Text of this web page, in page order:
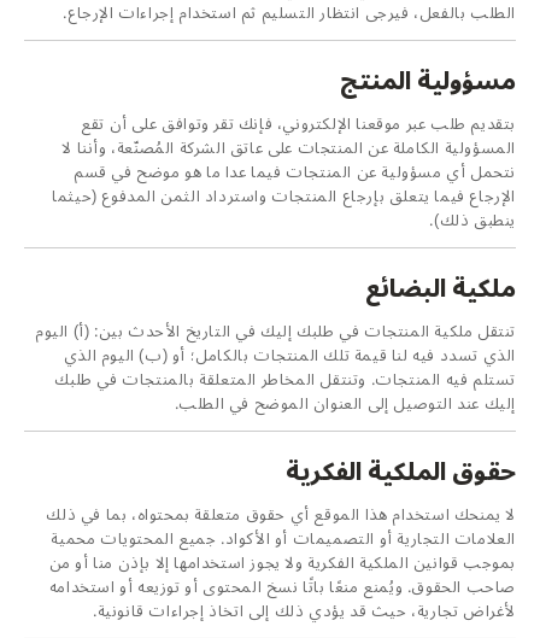
الطلب بالفعل، فيرجى انتظار التسليم ثم استخدام إجراءات الإرجاع.
مسؤولية المنتج
بتقديم طلب عبر موقعنا الإلكتروني، فإنك تقر وتوافق على أن تقع
المسؤولية الكاملة عن المنتجات على عاتق الشركة المُصنّعة، وأننا لا
نتحمل أي مسؤولية عن المنتجات فيما عدا ما هو موضح في قسم
الإرجاع فيما يتعلق بإرجاع المنتجات واسترداد الثمن المدفوع (حيثما
ينطبق ذلك).
ملكية البضائع
تنتقل ملكية المنتجات في طلبك إليك في التاريخ الأحدث بين: (أ) اليوم
الذي تسدد فيه لنا قيمة تلك المنتجات بالكامل؛ أو (ب) اليوم الذي
تستلم فيه المنتجات. وتنتقل المخاطر المتعلقة بالمنتجات في طلبك
إليك عند التوصيل إلى العنوان الموضح في الطلب.
حقوق الملكية الفكرية
لا يمنحك استخدام هذا الموقع أي حقوق متعلقة بمحتواه، بما في ذلك
العلامات التجارية أو التصميمات أو الأكواد. جميع المحتويات محمية
بموجب قوانين الملكية الفكرية ولا يجوز استخدامها إلا بإذن منا أو من
صاحب الحقوق. ويُمنع منعًا باتًا نسخ المحتوى أو توزيعه أو استخدامه
لأغراض تجارية، حيث قد يؤدي ذلك إلى اتخاذ إجراءات قانونية.